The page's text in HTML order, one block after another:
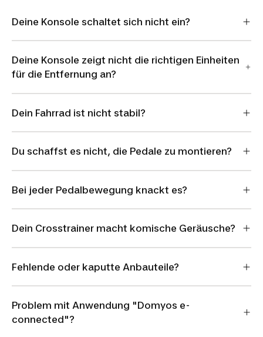
Deine Konsole schaltet sich nicht ein?
Deine Konsole zeigt nicht die richtigen Einheiten
für die Entfernung an?
Dein Fahrrad ist nicht stabil?
Du schaffst es nicht, die Pedale zu montieren?
Bei jeder Pedalbewegung knackt es?
Dein Crosstrainer macht komische Geräusche?
Fehlende oder kaputte Anbauteile?
Problem mit Anwendung "Domyos e-
connected"?